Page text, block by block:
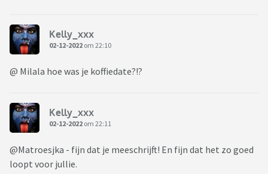
Kelly_xxx
02-12-2022 om 22:10
@ Milala hoe was je koffiedate?!?
Kelly_xxx
02-12-2022 om 22:11
@Matroesjka - fijn dat je meeschrijft! En fijn dat het zo goed
loopt voor jullie.